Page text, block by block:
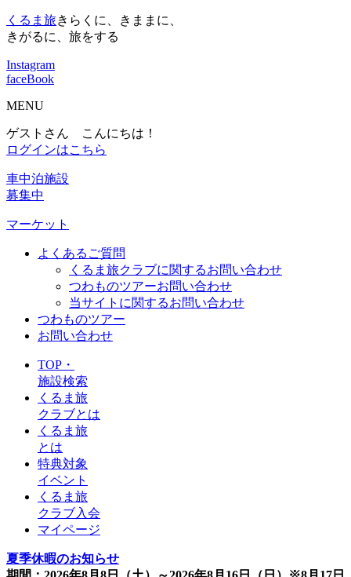
くるま旅きらくに、きままに、
きがるに、旅をする
Instagram
faceBook
MENU
ゲストさん こんにちは！
ログインはこちら
車中泊施設
募集中
マーケット
よくあるご質問
くるま旅クラブに関するお問い合わせ
つわものツアーお問い合わせ
当サイトに関するお問い合わせ
つわものツアー
お問い合わせ
TOP・
施設検索
くるま旅
クラブとは
くるま旅
とは
特典対象
イベント
くるま旅
クラブ入会
マイページ
夏季休暇のお知らせ